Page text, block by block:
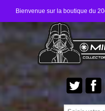
Bienvenue sur la boutique du